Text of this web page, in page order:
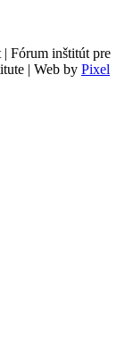
Fórum inštitút pre
| Web by Pixel